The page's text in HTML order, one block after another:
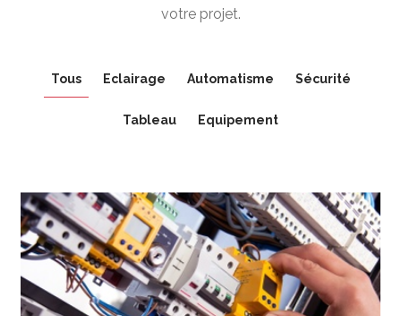
votre projet.
Tous Eclairage Automatisme Sécurité
Tableau Equipement